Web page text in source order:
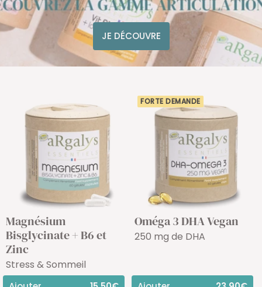
JE DÉCOUVRE
Magnésium
Bisglycinate + B6 et
Zinc
Stress & Sommeil
FORTE DEMANDE
Oméga 3 DHA Vegan
250 mg de DHA